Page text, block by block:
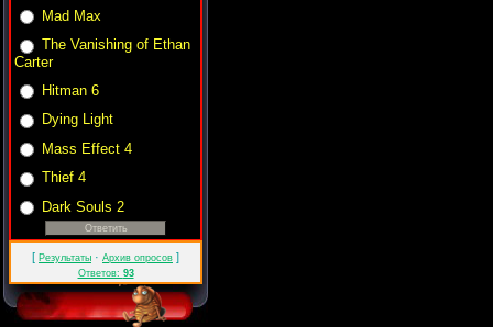
Mad Max
The Vanishing of Ethan
Carter
Hitman 6
Dying Light
Mass Effect 4
Thief 4
Dark Souls 2
[ Результаты · Архив опросов ]
Ответов: 93